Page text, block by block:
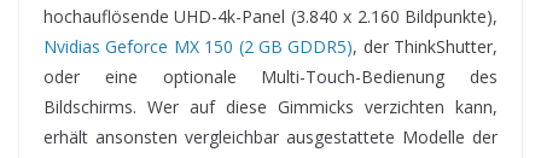
hochauflösende UHD-4k-Panel (3.840 x 2.160 Bildpunkte),
Nvidias Geforce MX 150 (2 GB GDDR5), der ThinkShutter,
oder eine optionale Multi-Touch-Bedienung des
Bildschirms. Wer auf diese Gimmicks verzichten kann,
erhält ansonsten vergleichbar ausgestattete Modelle der